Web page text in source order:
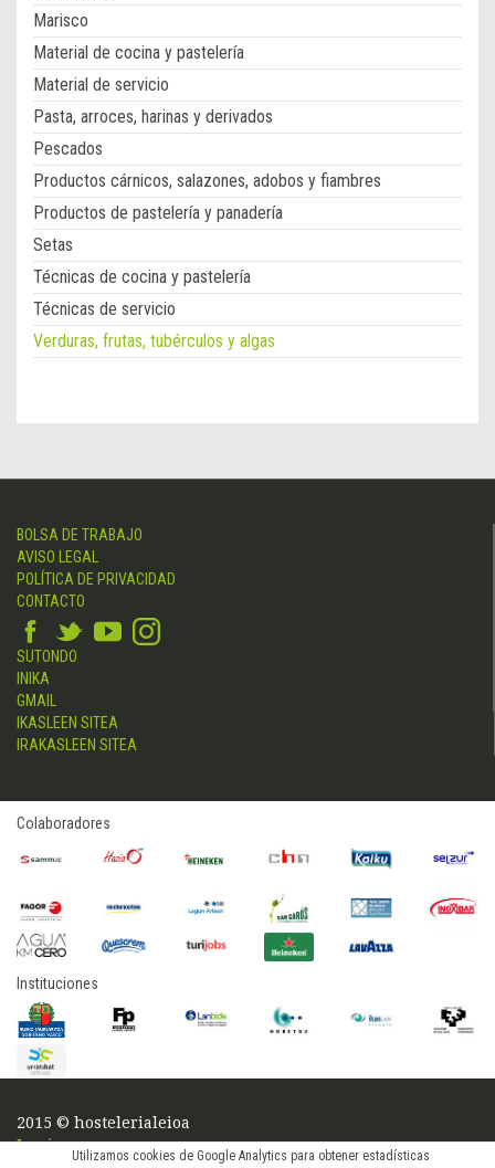
Utilizamos cookies de Google Analytics para obtener estadísticas
Marisco
Material de cocina y pastelería
Material de servicio
Pasta, arroces, harinas y derivados
Pescados
Productos cárnicos, salazones, adobos y fiambres
Productos de pastelería y panadería
Setas
Técnicas de cocina y pastelería
Técnicas de servicio
Verduras, frutas, tubérculos y algas
BOLSA DE TRABAJO
AVISO LEGAL
POLÍTICA DE PRIVACIDAD
CONTACTO
SUTONDO
INIKA
GMAIL
IKASLEEN SITEA
IRAKASLEEN SITEA
Colaboradores
Instituciones
2015 © hostelerialeioa
Log in